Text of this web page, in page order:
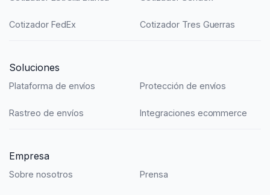
Cotizador FedEx Cotizador Tres Guerras
Soluciones
Plataforma de envíos Protección de envíos
Rastreo de envíos Integraciones ecommerce
Empresa
Sobre nosotros Prensa